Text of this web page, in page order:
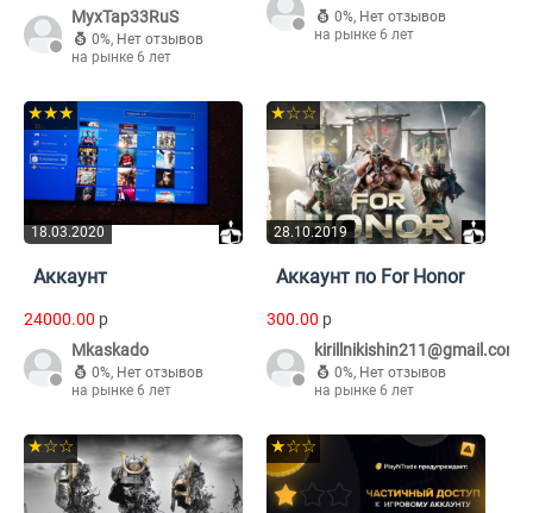
MyxTap33RuS
0%, Нет отзывов
на рынке 6 лет
0%, Нет отзывов
на рынке 6 лет
18.03.2020
★★★
Аккаунт
24000.00 p
Mkaskado
0%, Нет отзывов
на рынке 6 лет
28.10.2019
★☆☆
Аккаунт по For Honor
300.00 p
kirillnikishin211@gmail.com
0%, Нет отзывов
на рынке 6 лет
★☆☆ ★☆☆